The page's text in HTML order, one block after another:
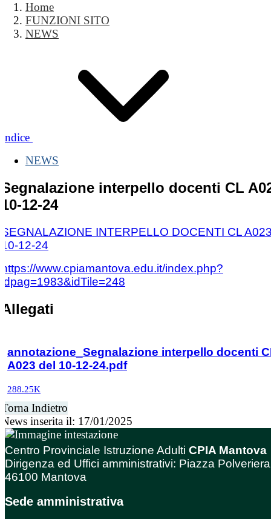
Home
FUNZIONI SITO
NEWS
Indice
NEWS
Segnalazione interpello docenti CL
10-12-24
SEGNALAZIONE INTERPELLO DOCENTI CL
10-12-24
https://www.cpiamantova.edu.it/index.php?
idpag=1983&idTile=248
Allegati
annotazione_Segnalazione interpello docenti
A023 del 10-12-24.pdf
288.25K
Torna Indietro
News inserita il: 17/01/2025
Centro Provinciale Istruzione Adulti CPIA Mantova
Dirigenza ed Uffici amministrativi: Piazza
46100 Mantova
Sede amministrativa